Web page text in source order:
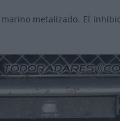
metalizado. El